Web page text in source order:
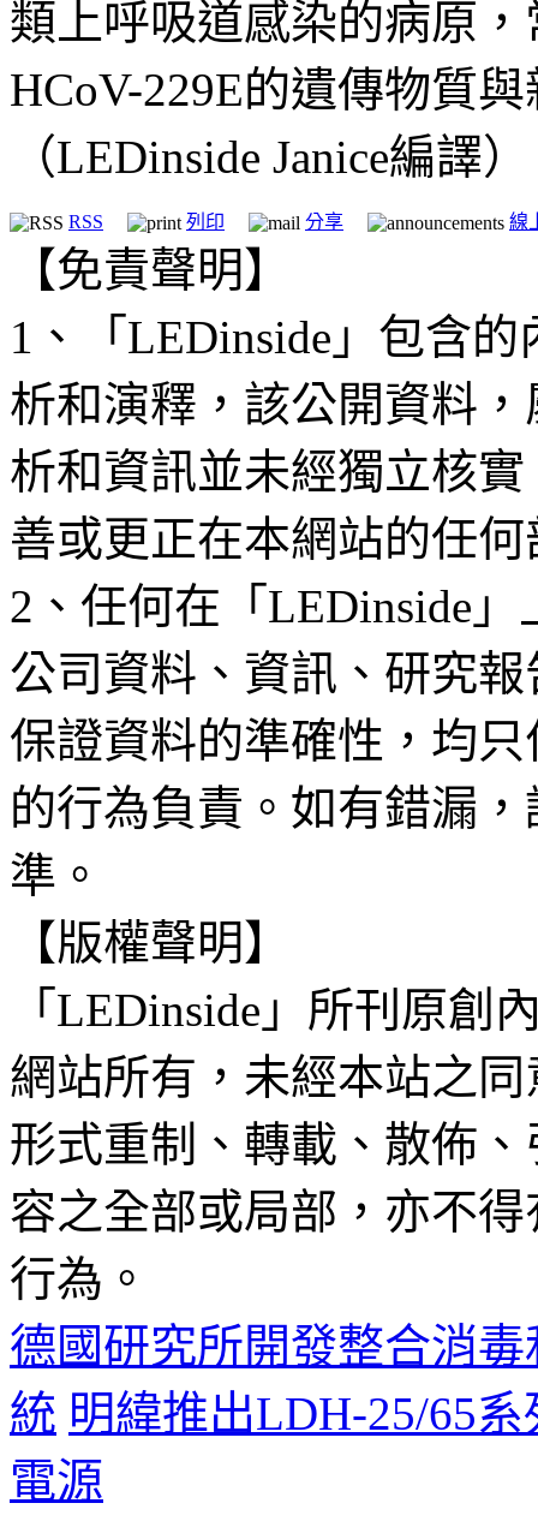
類上呼吸道感染的病原
HCoV-229E的遺傳物質
（LEDinside Janice編譯）
RSS 列印 分享 線
【免責聲明】
1、「LEDinside」包含
析和演釋，該公開資料
析和資訊並未經獨立核
善或更正在本網站的任
2、任何在「LEDinside
公司資料、資訊、研究
保證資料的準確性，均
的行為負責。如有錯漏
準。
【版權聲明】
「LEDinside」所刊原創
網站所有，未經本站之
形式重制、轉載、散佈
容之全部或局部，亦不
行為。
德國研究所開發整合消
統 明緯推出LDH-25/65
電源